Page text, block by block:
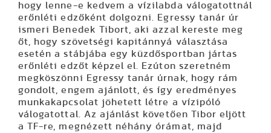
hogy lenne-e kedvem a vízilabda válogatottnál
erőnléti edzőként dolgozni. Egressy tanár úr
ismeri Benedek Tibort, aki azzal kereste meg
őt, hogy szövetségi kapitánnyá választása
esetén a stábjába egy küzdősportban jártas
erőnléti edzőt képzel el. Ezúton szeretném
megköszönni Egressy tanár úrnak, hogy rám
gondolt, engem ajánlott, és így eredményes
munkakapcsolat jöhetett létre a vízipóló
válogatottal. Az ajánlást követően Tibor eljött
a TF-re, megnézett néhány órámat, majd